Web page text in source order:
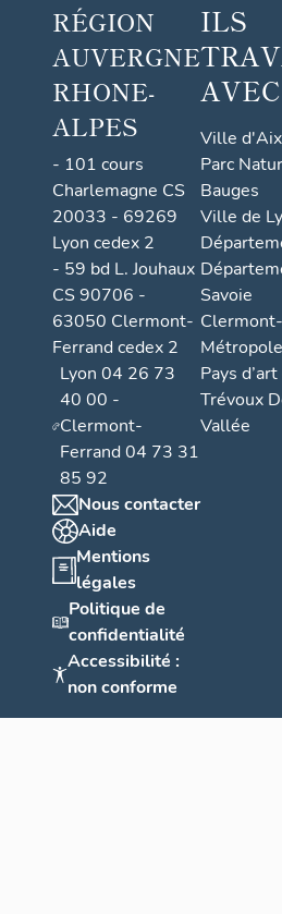
RÉGION
AUVERGNE
RHONE-
ALPES
- 101 cours
Charlemagne CS
20033 - 69269
Lyon cedex 2
- 59 bd L. Jouhaux
CS 90706 -
63050 Clermont-
Ferrand cedex 2
Lyon 04 26 73
40 00 -
Clermont-
Ferrand 04 73 31
85 92
Nous contacter
Aide
Mentions
légales
Politique de
confidentialité
Accessibilité :
non conforme
ILS
Ville
Parc
Bauges
Ville de
Savoie
Métropole
Pays
Trévoux
Vallée